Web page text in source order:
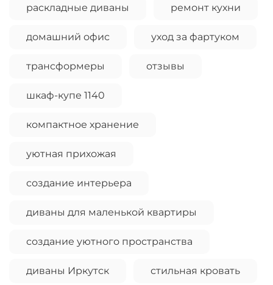
раскладные диваны ремонт кухни
домашний офис уход за фартуком
трансформеры отзывы
шкаф-купе 1140
компактное хранение
уютная прихожая
создание интерьера
диваны для маленькой квартиры
создание уютного пространства
диваны Иркутск стильная кровать